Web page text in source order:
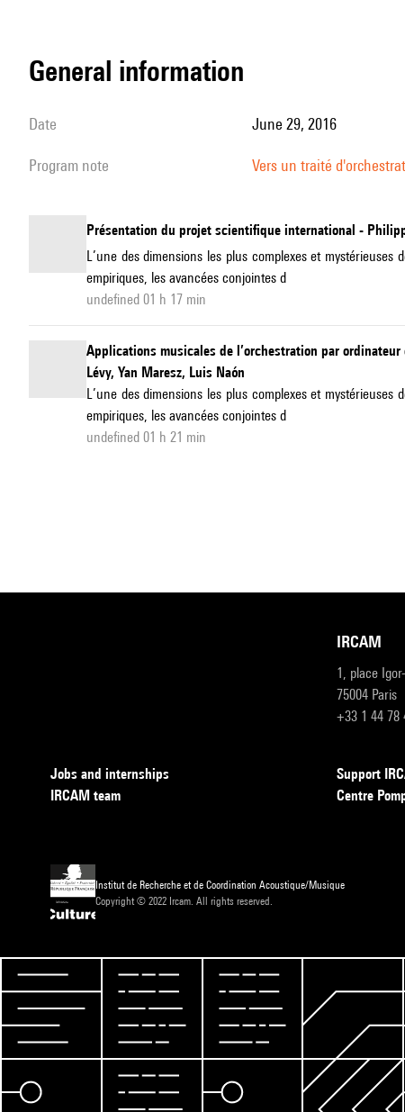
general information
date June 29, 2016
program note Vers un traité
Présentation du projet scientifique international -
L’une des dimensions les plus complexes et
empiriques, les avancées conjointes d
undefined 01 h 17 min
Applications musicales de l’orchestration par
Lévy, Yan Maresz, Luis Naón
L’une des dimensions les plus complexes et
empiriques, les avancées conjointes d
undefined 01 h 21 min
IRCAM
1, place
75004 Paris
+33 1 44 78
Jobs and internships
IRCAM team
Support
Centre
Institut de Recherche et de Coordination Acoustique/Musique
Copyright © 2022 Ircam. All rights reserved.